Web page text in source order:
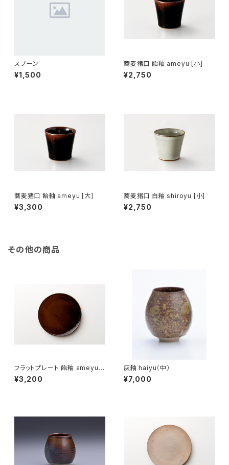
スプーン
¥1,500
蕎麦猪口 飴釉 ameyu [小]
¥2,750
蕎麦猪口 飴釉 ameyu [大]
¥3,300
蕎麦猪口 白釉 shiroyu [小]
¥2,750
その他の商品
フラットプレート 飴釉 ameyu（1
8cm）
¥3,200
灰釉 haiyu（中）
¥7,000